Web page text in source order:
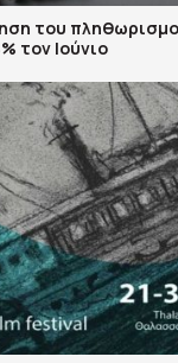
του
τον Ιούνιο